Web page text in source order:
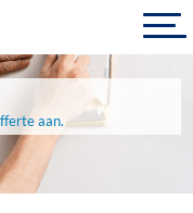
aan.